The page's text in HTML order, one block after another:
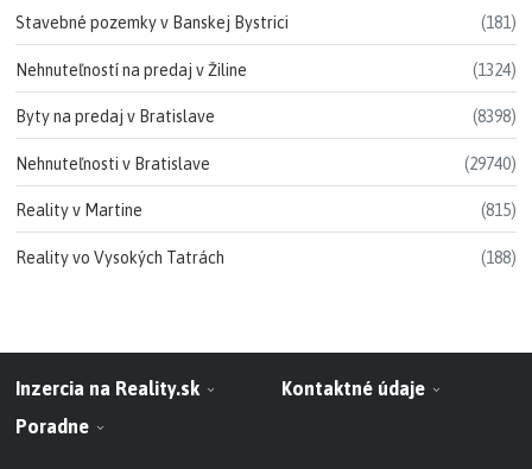
Stavebné pozemky v Banskej Bystrici (181)
Nehnuteľností na predaj v Žiline (1324)
Byty na predaj v Bratislave (8398)
Nehnuteľnosti v Bratislave (29740)
Reality v Martine (815)
Reality vo Vysokých Tatrách (188)
Inzercia na Reality.sk
Kontaktné údaje
Poradne